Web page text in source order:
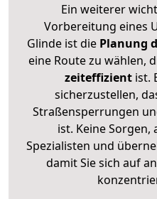
Ein weiterer
Vorbereitung eines
Glinde ist diePlanung
eine Route zu wählen,
zeiteffizientist.
sicherzustellen,
Straßensperrungen
ist. Keine
Spezialisten und
damit Sie sich auf